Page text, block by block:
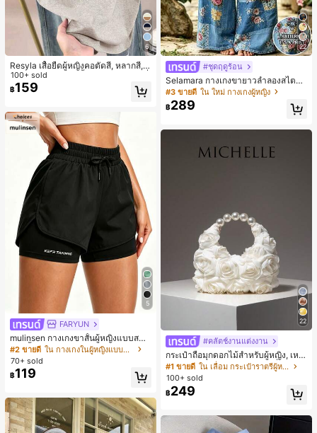
6
Resyla เสื้อยืดผู้หญิงคอตัดสี, หลากสี, ล
ายพิมพ์แมวน่ารัก, เสื้อสำหรับออกไปเที่
ยวฤดูร้อน, ดีไซน์กราฟิก, ความรู้สึกพรีเ
มียม, ลำลองอเนกประสงค์, สวมใส่ประ
เสื้อผ้ากลางแจ้ง
100+ sold
฿159
5
FARYUN
mulinsen กางเกงขาสั้นผู้หญิงแบบสบา
ยๆ สีพื้น หลวม อเนกประสงค์ กางเกงขา
สั้นกีฬา 2-In-1 สำหรับวิ่ง ฟิตเนส และก
ารฝึกซ้อมกีฬาในฤดูร้อน
#2 ขายดี
ใน กางเกงในผู้หญิงแบบแอคทีฟ
70+ sold
฿119
22
#ชุดฤดูร้อน
Selamara กางเกงขายาวลำลองสไตล์โ
บฮีเมียนสำหรับพักผ่อน สีกากี ผิวสัมผัส
มีเท็กซ์เจอร์ เอวสูงทรงหลวม เอวยางยืด
พร้อมเชือกรูด ทรงขาตรงทิ้งตัว ขากว้า
ดินทาง
#3 ขายดี ใน ใหม่ กางเกงผู้หญิง
฿289
22
#คลัตช์งานแต่งงาน
กระเป๋าถือมุกดอกไม้สำหรับผู้หญิง, เหม
าะสำหรับชุดราตรี, ชุดบอล, เครื่องประ
ดับงานแต่งงาน, กระเป๋าสตางค์สุภาพส
ตรีหรูหรา, ของขวัญสำหรับผู้หญิง (ลาย
สุ่ม)
#1 ขายดี
ใน เลื่อม กระเป๋าราตรีผู้หญิง
100+ sold
฿249